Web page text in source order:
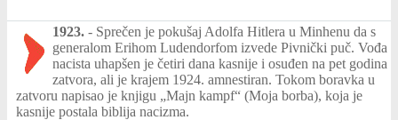
1923. - Sprečen je pokušaj Adolfa Hitlera u Minhenu da s
generalom Erihom Ludendorfom izvede Pivnički puč. Vođa
nacista uhapšen je četiri dana kasnije i osuđen na pet godina
zatvora, ali je krajem 1924. amnestiran. Tokom boravka u
zatvoru napisao je knjigu „Majn kampf“ (Moja borba), koja je
kasnije postala biblija nacizma.